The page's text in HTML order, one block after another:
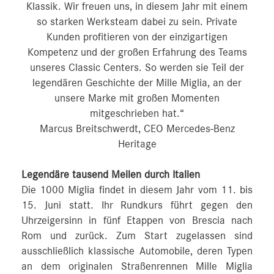
Klassik. Wir freuen uns, in diesem Jahr mit einem
so starken Werksteam dabei zu sein. Private
Kunden profitieren von der einzigartigen
Kompetenz und der großen Erfahrung des Teams
unseres Classic Centers. So werden sie Teil der
legendären Geschichte der Mille Miglia, an der
unsere Marke mit großen Momenten
mitgeschrieben hat.“
Marcus Breitschwerdt, CEO Mercedes-Benz
Heritage
Legendäre tausend Meilen durch Italien
Die 1000 Miglia findet in diesem Jahr vom 11. bis
15. Juni statt. Ihr Rundkurs führt gegen den
Uhrzeigersinn in fünf Etappen von Brescia nach
Rom und zurück. Zum Start zugelassen sind
ausschließlich klassische Automobile, deren Typen
an dem originalen Straßenrennen Mille Miglia